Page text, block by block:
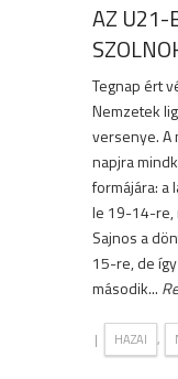
AZ U21-
Tegnap ért
Nemzetek
versenye. A
napjra
formájára: a
le 19-14-re,
Sajnos a
15-re, de
második...
| HAZAI ,